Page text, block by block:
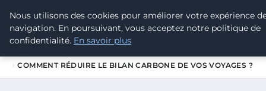
TOUR DE FRANCE POUR LE
COMMENT RÉDUIRE LE BILAN CARBONE DE VOS VOYAGES ?
Nous utilisons des cookies pour améliorer votre expérience
navigation. En poursuivant, vous acceptez notre politique de
confidentialité. En savoir plus